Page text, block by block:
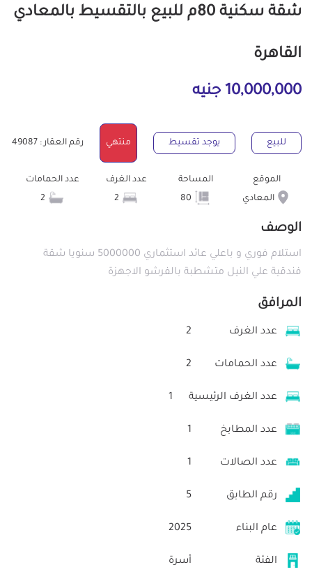
شقة سكنية 80م للبيع بالتقسيط بالمعادي
القاهرة
10,000,000 جنيه
للبيع يوجد تقسيط منتهي رقم العقار : 49087
الموقع
المعادي
المساحة
عدد الغرف
عدد الحمامات
الوصف
استلام فوري و باعلي عائد استثماري 5000000 سنويا شقة
فندقية علي النيل متشطبة بالفرشو الاجهزة
المرافق
عدد الغرف 2
عدد الحمامات 2
عدد الغرف الرئيسية 1
عدد المطابخ 1
عدد الصالات 1
رقم الطابق 5
عام البناء 2025
الفئة أسرة